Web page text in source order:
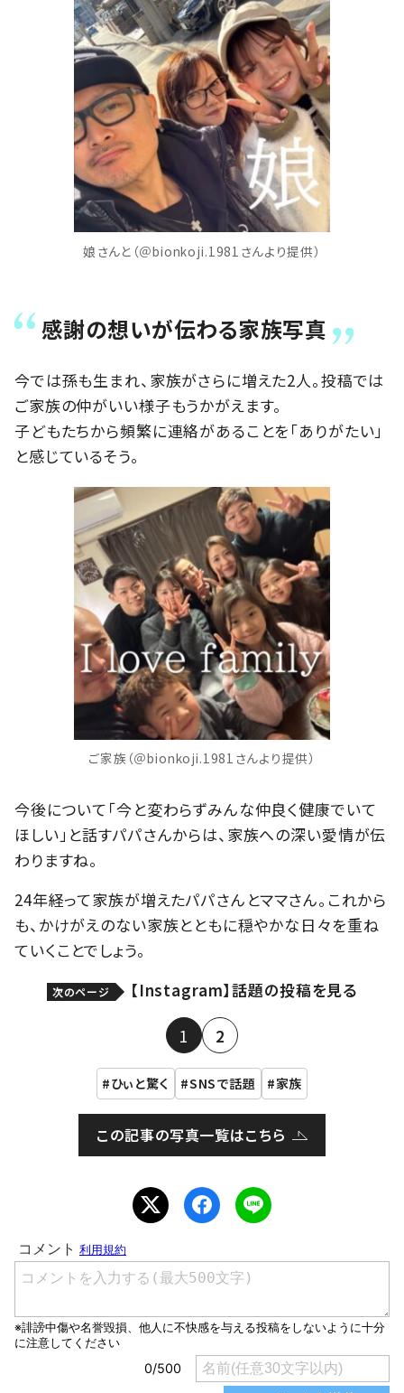
娘さんと（＠bionkoji.1981さんより提供）
感謝の想いが伝わる家族写真
今では孫も生まれ、家族がさらに増えた2人。投稿では
ご家族の仲がいい様子もうかがえます。
子どもたちから頻繁に連絡があることを「ありがたい」
と感じているそう。
ご家族（＠bionkoji.1981さんより提供）
今後について「今と変わらずみんな仲良く健康でいて
ほしい」と話すパパさんからは、家族への深い愛情が伝
わりますね。
24年経って家族が増えたパパさんとママさん。これから
も、かけがえのない家族とともに穏やかな日々を重ね
ていくことでしょう。
次のページ 【Instagram】話題の投稿を見る
1 2
ひぃと驚く SNSで話題 家族
この記事の写真一覧はこちら